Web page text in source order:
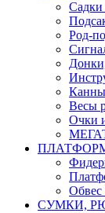
Род-
Канны
Весы
Очки
Обвес
СУМКИ,